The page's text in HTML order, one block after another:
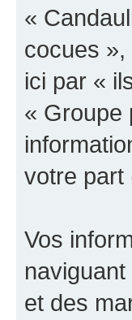
«
cocues
ici par «
« Groupe
votre part
Vos
et des